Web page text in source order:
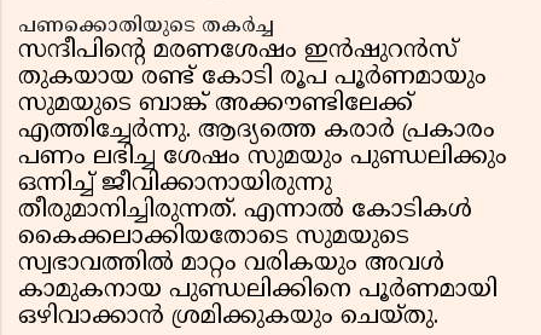
പണക്കൊതിയുടെ തകർച്ച
സന്ദീപിന്റെ മരണശേഷം ഇൻഷുറൻസ്
തുകയായ രണ്ട് കോടി രൂപ പൂർണമായും
സുമയുടെ ബാങ്ക് അക്കൗണ്ടിലേക്ക്
എത്തിച്ചേർന്നു. ആദ്യത്തെ കരാർ പ്രകാരം
പണം ലഭിച്ച ശേഷം സുമയും പുണ്ഡലിക്കും
ഒന്നിച്ച് ജീവിക്കാനായിരുന്നു
തീരുമാനിച്ചിരുന്നത്. എന്നാൽ കോടികൾ
കൈക്കലാക്കിയതോടെ സുമയുടെ
സ്വഭാവത്തിൽ മാറ്റം വരികയും അവൾ
കാമുകനായ പുണ്ഡലിക്കിനെ പൂർണമായി
ഒഴിവാക്കാൻ ശ്രമിക്കുകയും ചെയ്തു.